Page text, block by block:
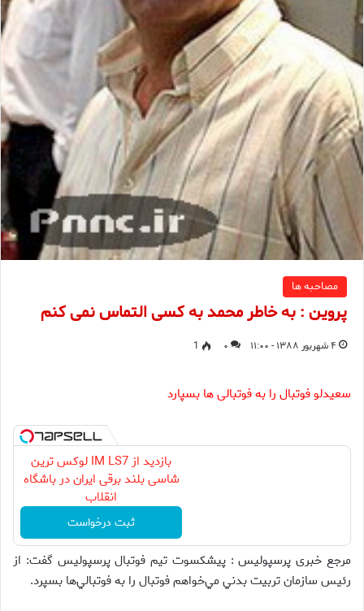
مصاحبه ها
پروین : به خاطر محمد به کسی التماس نمی کنم
۴ شهریور ۱۳۸۸ - ۱۱:۰۰ ۰ 1
سعیدلو فوتبال را به فوتبالی ها بسپارد
بازدید از IM LS7 لوکس ترین
شاسی بلند برقی ایران در باشگاه
انقلاب
ثبت درخواست
مرجع خبری پرسپولیس :پيشكسوت تيم فوتبال پرسپوليس گفت: از
رئيس سازمان تربيت بدني مي‌خواهم فوتبال را به فوتبالي‌ها بسپرد.